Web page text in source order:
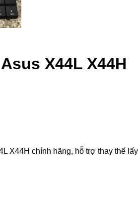
X44L X44H
X44H chính hãng, hỗ trợ thay thế